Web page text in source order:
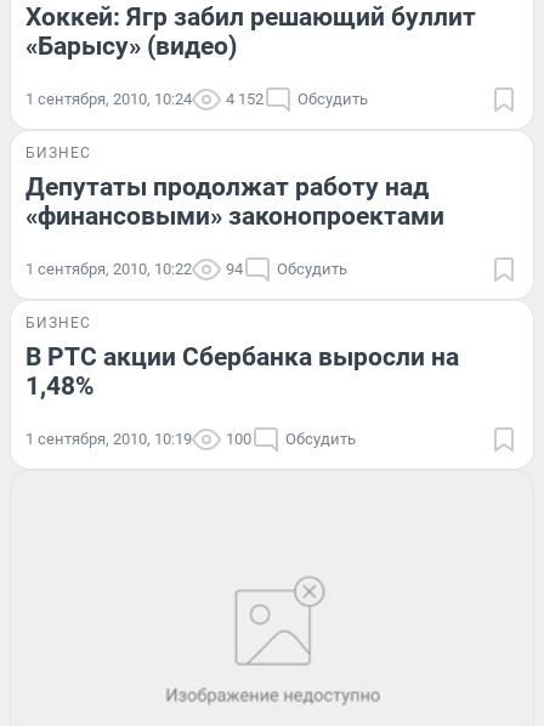
Хоккей: Ягр забил решающий буллит
«Барысу» (видео)
1 сентября, 2010, 10:24 4 152 Обсудить
БИЗНЕС
Депутаты продолжат работу над
«финансовыми» законопроектами
1 сентября, 2010, 10:22 94 Обсудить
БИЗНЕС
В РТС акции Сбербанка выросли на
1,48%
1 сентября, 2010, 10:19 100 Обсудить